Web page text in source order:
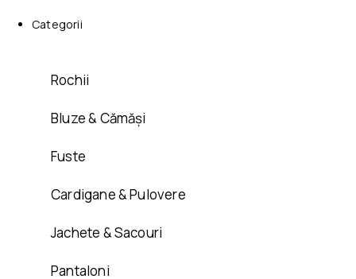
Categorii
Rochii
Bluze & Cămăși
Fuste
Cardigane & Pulovere
Jachete & Sacouri
Pantaloni